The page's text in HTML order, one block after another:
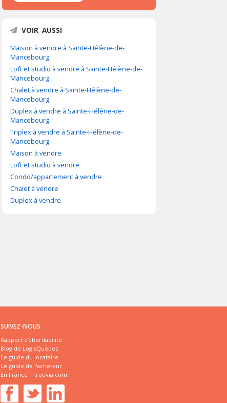
VOIR AUSSI
Maison à vendre à Sainte-Hélène-de-
Mancebourg
Loft et studio à vendre à Sainte-Hélène-de-
Mancebourg
Chalet à vendre à Sainte-Hélène-de-
Mancebourg
Duplex à vendre à Sainte-Hélène-de-
Mancebourg
Triplex à vendre à Sainte-Hélène-de-
Mancebourg
Maison à vendre
Loft et studio à vendre
Condo/appartement à vendre
Chalet à vendre
Duplex à vendre
SUIVEZ-NOUS
Rapport d'abordabilité
Blog de LogisQuébec
Le guide du locataire
Le guide de l'acheteur
En France : Trouvia.com